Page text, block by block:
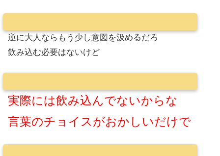
逆に大人ならもう少し意図を汲めるだろ
飲み込む必要はないけど
実際には飲み込んでないからな
言葉のチョイスがおかしいだけで